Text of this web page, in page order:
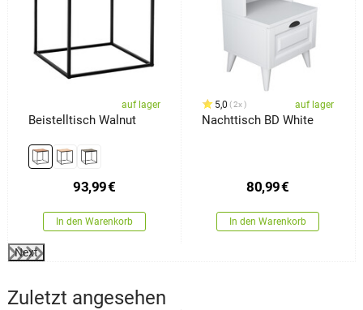
auf lager
Beistelltisch Walnut
93,99€
In den Warenkorb
5,0 2x auf lager
Nachttisch BD White
80,99€
In den Warenkorb
Next
Zuletzt angesehen